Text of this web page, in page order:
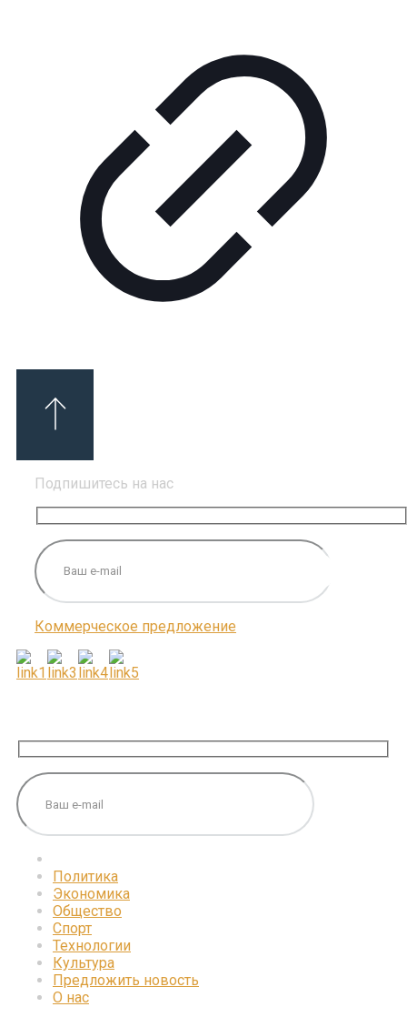
Подпишитесь на нас
Коммерческое предложение
Политика
Экономика
Общество
Спорт
Технологии
Культура
Предложить новость
О нас